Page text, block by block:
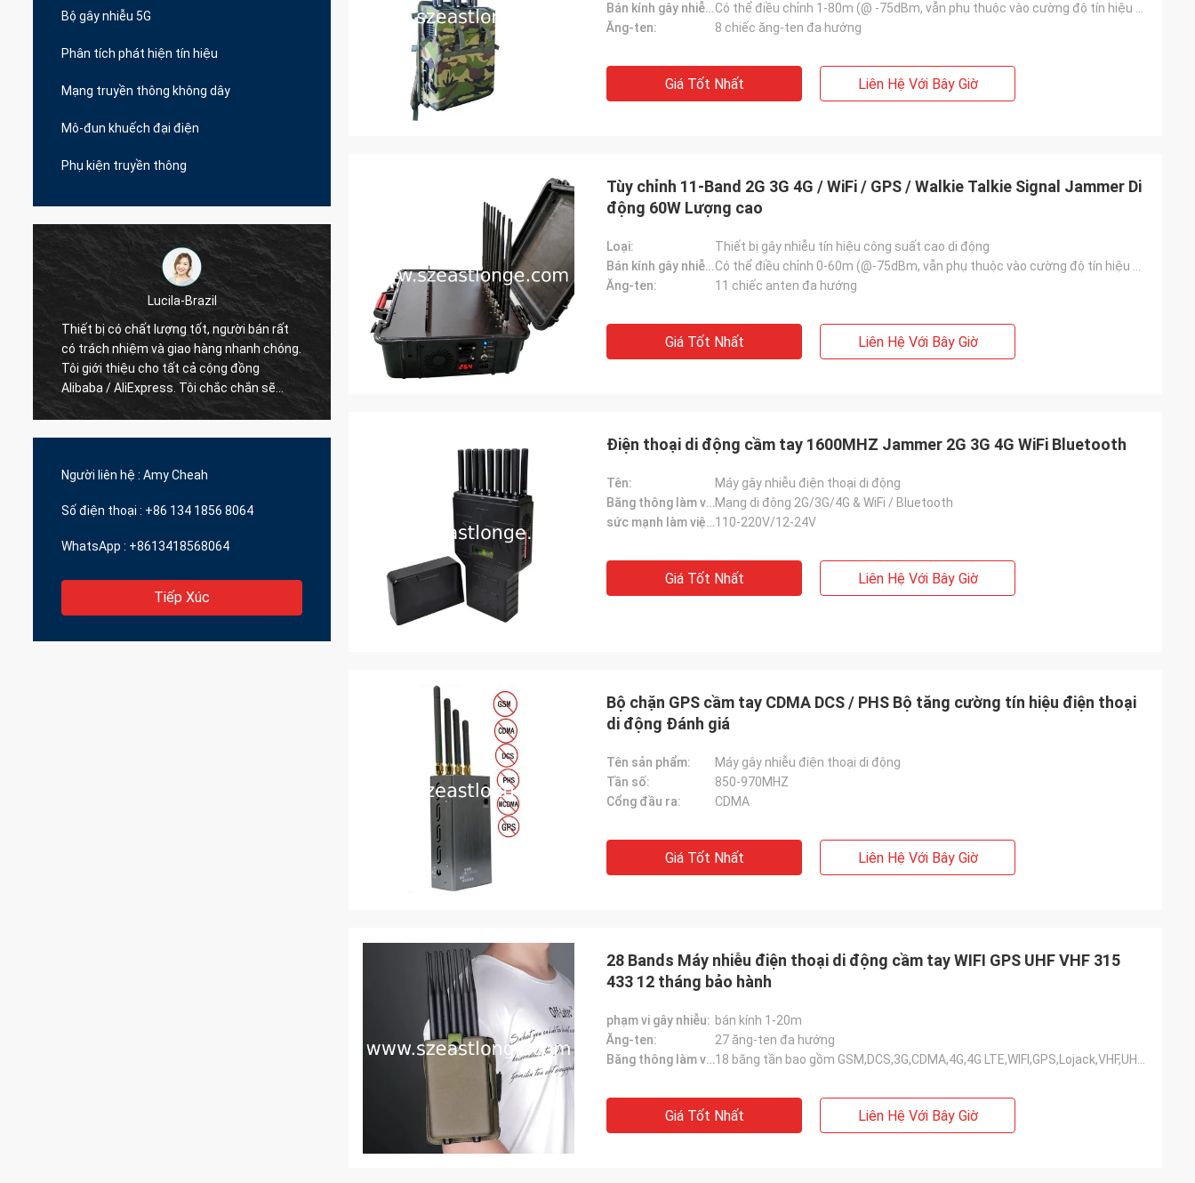
Bộ gây nhiễu 5G
Phân tích phát hiện tín hiệu
Mạng truyền thông không dây
Mô-đun khuếch đại điện
Phụ kiện truyền thông
Lucila-Brazil
lượng tốt, người bán rất
và giao hàng nhanh chóng.
tất cả cộng đồng
Tôi chắc chắn sẽ
vị hơn.
Hamadivo-Pháp
Người bán tốt nhất, giao dịch tốt và thời
gian giao hàng nhanh chóng
vận chuyển nhanh chóng và không có vấn
Người liên hệ : Amy Cheah
Số điện thoại : +86 134 1856 8064
WhatsApp : +8613418568064
Tiếp Xúc
Bán kính gây nhiễu:
Ăng-ten:
8 chiếc ăng-ten đa hướng
Giá Tốt Nhất Liên Hệ Với Bây Giờ
Tùy chỉnh 11-Band 2G 3G 4G / WiFi / GPS / Walkie Talkie Signal Jammer Di
động 60W Lượng cao
Loại:
Thiết bị gây nhiễu tín hiệu công suất cao di động
Bán kính gây nhiễu:
Ăng-ten:
11 chiếc anten đa hướng
Giá Tốt Nhất Liên Hệ Với Bây Giờ
Điện thoại di động cầm tay 1600MHZ Jammer 2G 3G 4G WiFi Bluetooth
Tên:
Máy gây nhiễu điện thoại di động
Băng thông làm việc (MHz):Mạng di động 2G/3G/4G & WiFi / Bluetooth
sức mạnh làm việc:110-220V/12-24V
Giá Tốt Nhất Liên Hệ Với Bây Giờ
Bộ chặn GPS cầm tay CDMA DCS / PHS Bộ tăng cường tín hiệu điện thoại
di động Đánh giá
Tên sản phẩm:
Máy gây nhiễu điện thoại di động
Tần số:
850-970MHZ
Cổng đầu ra:
CDMA
Giá Tốt Nhất Liên Hệ Với Bây Giờ
28 Bands Máy nhiễu điện thoại di động cầm tay WIFI GPS UHF VHF 315
433 12 tháng bảo hành
phạm vi gây nhiễu: bán kính 1-20m
Ăng-ten:
27 ăng-ten đa hướng
Băng thông làm việc (MHz):
Giá Tốt Nhất Liên Hệ Với Bây Giờ